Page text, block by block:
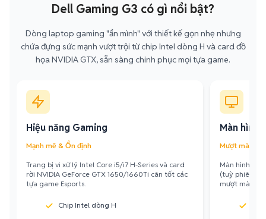
Dell Gaming G3 có gì nổi bật?
Dòng laptop gaming "ẩn mình" với thiết kế gọn nhẹ nhưng
chứa đựng sức mạnh vượt trội từ chip Intel dòng H và card đồ
họa NVIDIA GTX, sẵn sàng chinh phục mọi tựa game.
Hiệu năng Gaming
Mạnh mẽ & Ổn định
Trang bị vi xử lý Intel Core i5/i7 H-Series và card
rời NVIDIA GeForce GTX 1650/1660Ti cân tốt các
tựa game Esports.
Chip Intel dòng H
Màn hình
Mượt mà &
Màn hình
(tuỳ phiên
mượt mà